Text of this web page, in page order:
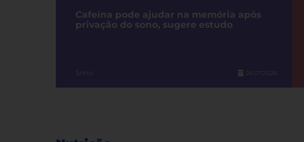
Cafeína pode ajudar na memória após
privação do sono, sugere estudo
Sono 26.07.2026